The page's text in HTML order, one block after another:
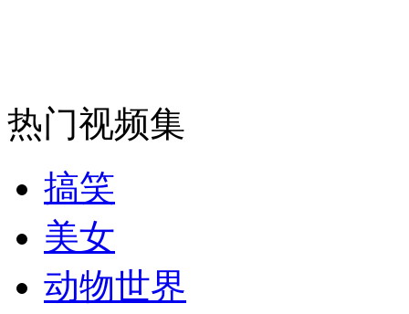
消防员救轻生者 花炮节热闹非凡
司机酒驾遇交警 急速倒车逃窜
热门视频集
搞笑
美女
动物世界